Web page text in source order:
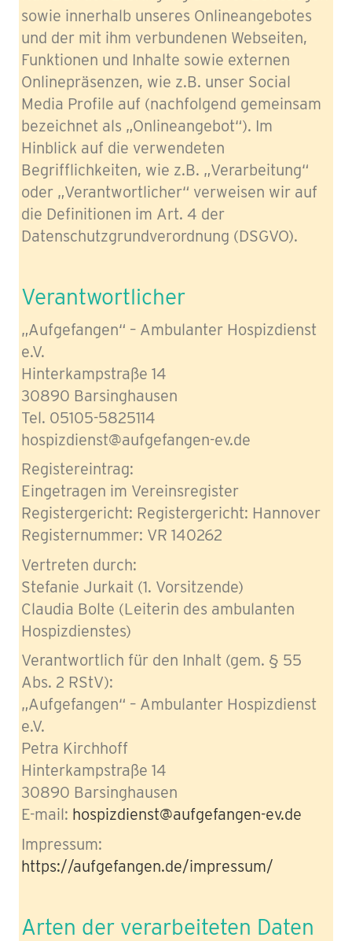
sowie innerhalb unseres Onlineangebotes
und der mit ihm verbundenen Webseiten,
Funktionen und Inhalte sowie externen
Onlinepräsenzen, wie z.B. unser Social
Media Profile auf (nachfolgend gemeinsam
bezeichnet als „Onlineangebot“). Im
Hinblick auf die verwendeten
Begrifflichkeiten, wie z.B. „Verarbeitung“
oder „Verantwortlicher“ verweisen wir auf
die Definitionen im Art. 4 der
Datenschutzgrundverordnung (DSGVO).
Verantwortlicher
„Aufgefangen“ – Ambulanter Hospizdienst
e.V.
Hinterkampstraße 14
30890 Barsinghausen
Tel. 05105-5825114
hospizdienst@aufgefangen-ev.de
Registereintrag:
Eingetragen im Vereinsregister
Registergericht: Registergericht: Hannover
Registernummer: VR 140262
Vertreten durch:
Stefanie Jurkait (1. Vorsitzende)
Claudia Bolte (Leiterin des ambulanten
Hospizdienstes)
Verantwortlich für den Inhalt (gem. § 55
Abs. 2 RStV):
„Aufgefangen“ – Ambulanter Hospizdienst
e.V.
Petra Kirchhoff
Hinterkampstraße 14
30890 Barsinghausen
E-mail: hospizdienst@aufgefangen-ev.de
Impressum:
https://aufgefangen.de/impressum/
Arten der verarbeiteten Daten